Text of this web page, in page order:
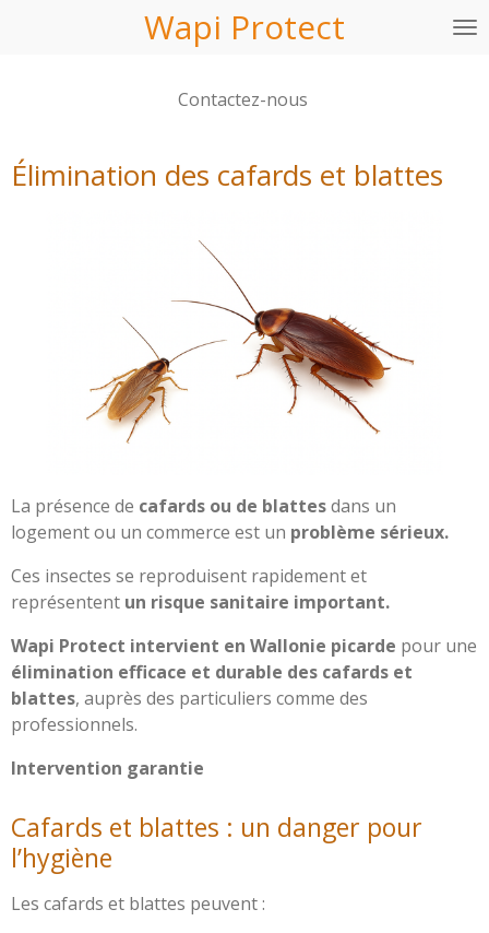
Wapi Protect
Contactez-nous
Élimination des cafards et blattes
La présence de cafards ou de blattesdans un
logement ou un commerce est un problème sérieux.
Ces insectes se reproduisent rapidement et
représentent un risque sanitaire important.
Wapi Protect intervient en Wallonie picarde pour une
élimination efficace et durable des cafards et
blattes, auprès des particuliers comme des
professionnels.
Intervention garantie
Cafards et blattes : un danger pour
l’hygiène
Les cafards et blattes peuvent :